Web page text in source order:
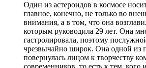
Один из астероидов в космосе
главное, конечно, не только во
внимания, а в том, что она
которым руководила 29 лет. Она
гастролировала, поэтому
чрезвычайно широк. Она одной из
повернулась лицом к творчеству